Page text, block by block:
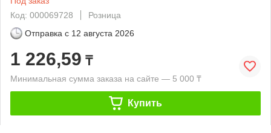
Код: 000069728
Розница
Отправка с 12 августа 2026
1 226,59 ₸
Минимальная сумма заказа на сайте — 5 000 ₸
Купить